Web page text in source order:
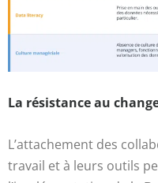
La résistance au
L’attachement des
travail et à leurs outils